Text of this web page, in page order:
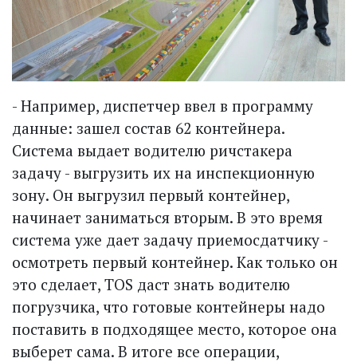
- Например, диспетчер ввел в программу
данные: зашел состав 62 контейнера.
Система выдает водителю ричстакера
задачу - выгрузить их на инспекционную
зону. Он вы­грузил первый контейнер,
начинает заниматься вторым. В это время
система уже дает задачу приемосдатчику -
осмотреть первый контейнер. Как только он
это сделает, TOS даст знать водителю
погрузчика, что готовые контейнеры надо
поставить в подходящее место, которое она
выберет сама. В итоге все операции,